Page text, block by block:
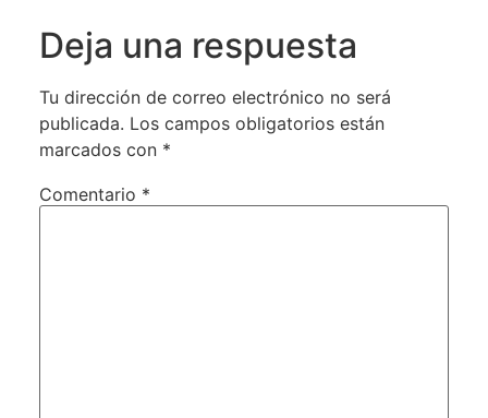
Deja una respuesta
Tu dirección de correo electrónico no será
publicada. Los campos obligatorios están
marcados con *
Comentario *